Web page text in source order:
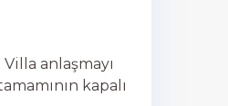
anlaşmayı
kapalı